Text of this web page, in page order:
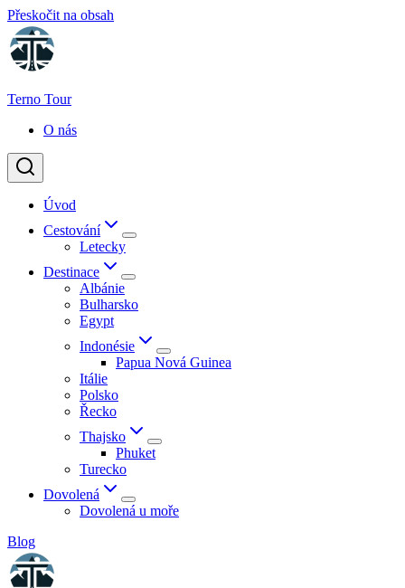
Přeskočit na obsah
Terno Tour
O nás
Úvod
Cestování
Letecky
Destinace
Albánie
Bulharsko
Egypt
Indonésie
Papua Nová Guinea
Itálie
Polsko
Řecko
Thajsko
Phuket
Turecko
Dovolená
Dovolená u moře
Blog